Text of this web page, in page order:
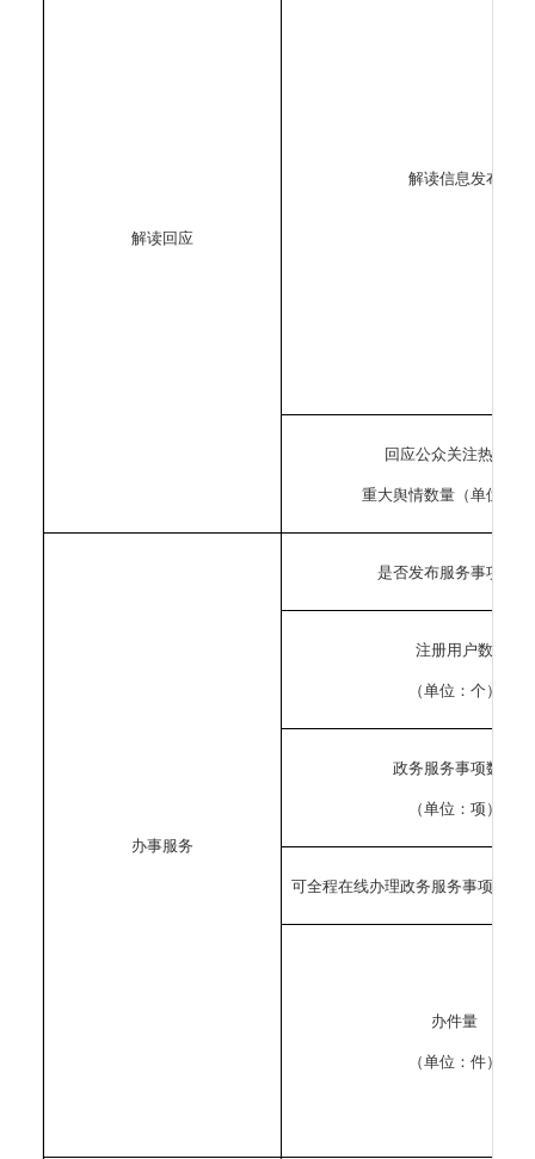
解读回应
解读信息发布
回应公众关注热点或
重大舆情数量（单位：次
办事服务
是否发布服务事项目录
注册用户数
（单位：个）
政务服务事项数量
（单位：项）
可全程在线办理政务服务事项数量
办件量
（单位：件）